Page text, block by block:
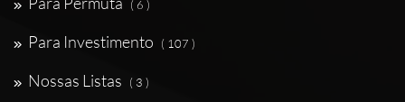
( 6 )
Para Investimento ( 107 )
Nossas Listas ( 3 )